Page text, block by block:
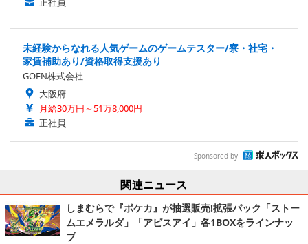
未経験からなれる人気ゲームのゲームテスター/寮・社宅・
家賃補助あり/資格取得支援あり
GOEN株式会社
大阪府
月給30万円～51万8,000円
正社員
Sponsored by
関連ニュース
しまむらで『ポケカ』が抽選販売!拡張パック「ストー
ムエメラルダ」「アビスアイ」各1BOXをラインナッ
プ